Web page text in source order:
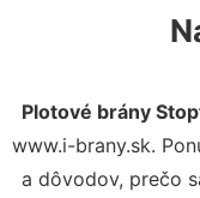
Plotové brány
www.i-brany.sk.
a dôvodov, prečo